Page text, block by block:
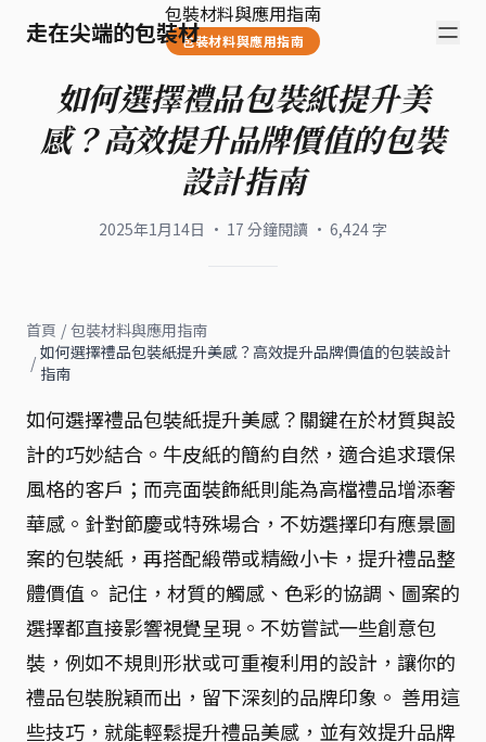
走在尖端的包裝材
包裝材料與應用指南
包裝材料與應用指南
如何選擇禮品包裝紙提升美
感？高效提升品牌價值的包裝
設計指南
2025年1月14日 · 17 分鐘閱讀 · 6,424字
首頁 / 包裝材料與應用指南
/ 如何選擇禮品包裝紙提升美感？高效提升品牌價值的包裝設計
指南
如何選擇禮品包裝紙提升美感？關鍵在於材質與設
計的巧妙結合。牛皮紙的簡約自然，適合追求環保
風格的客戶；而亮面裝飾紙則能為高檔禮品增添奢
華感。針對節慶或特殊場合，不妨選擇印有應景圖
案的包裝紙，再搭配緞帶或精緻小卡，提升禮品整
體價值。 記住，材質的觸感、色彩的協調、圖案的
選擇都直接影響視覺呈現。不妨嘗試一些創意包
裝，例如不規則形狀或可重複利用的設計，讓你的
禮品包裝脫穎而出，留下深刻的品牌印象。 善用這
些技巧，就能輕鬆提升禮品美感，並有效提升品牌